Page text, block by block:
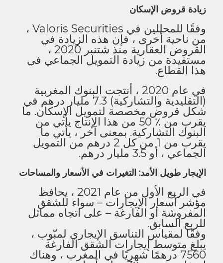
زيادة قروض الإسكان
وفقًا للمحللين في Valoris Securities ،
من ناحية أخرى ، فإن هذه الزيادة في
القروض العقارية منذ شتنبر 2020 ،
مستفيدة من زيادة التمويل الجماعي في
هذا القطاع.
في عام 2020 ، أنتجت البنوك المغربية
(التقليدية والتشاركية) 7.3 مليار درهم في
شكل قروض مخصصة لتمويل الإسكان. ما
يقرب من ٪ 50 من هذا الإنتاج يأتي من
البنوك التشاركية. بمعنى آخر ، يأتي ما
يقرب من 1 من كل 2 درهم من التمويل
الجماعي ، أو 3.5 مليار درهم.
الإيجار طويل الأمد: التغيرات في الأسعار والمساحات
في الربع الأول من عام 2021 ، يحافظ
مؤشر أسعار الإيجارات – سواء للشقق
المفروشة أو الفارغة – على اتجاه مماثل
للربع السابق.
وفقًا لمقياس التناسق الإيجاري لمبّوب ،
يبلغ متوسط ​​إيجارات الشقق الفارغة
7560 درهمًا شهريًا في المغرب ، وهناك